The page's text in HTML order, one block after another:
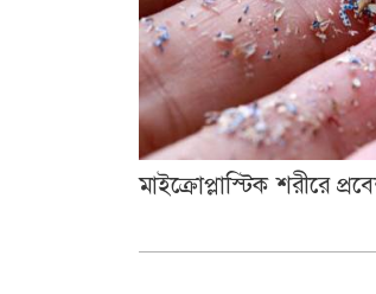
মাইক্রোপ্লাস্টিক শরীরে